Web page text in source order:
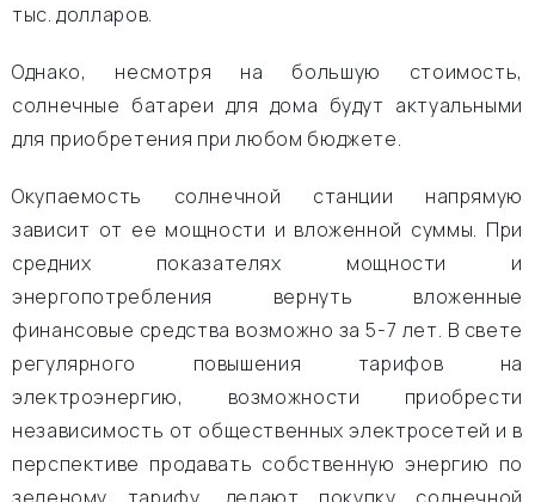
тыс. долларов.
Однако, несмотря на большую стоимость,
солнечные батареи для дома будут актуальными
для приобретения при любом бюджете.
Окупаемость солнечной станции напрямую
зависит от ее мощности и вложенной суммы. При
средних показателях мощности и
энергопотребления вернуть вложенные
финансовые средства возможно за 5-7 лет. В свете
регулярного повышения тарифов на
электроэнергию, возможности приобрести
независимость от общественных электросетей и в
перспективе продавать собственную энергию по